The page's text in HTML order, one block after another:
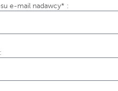
e-mail nadawcy* :